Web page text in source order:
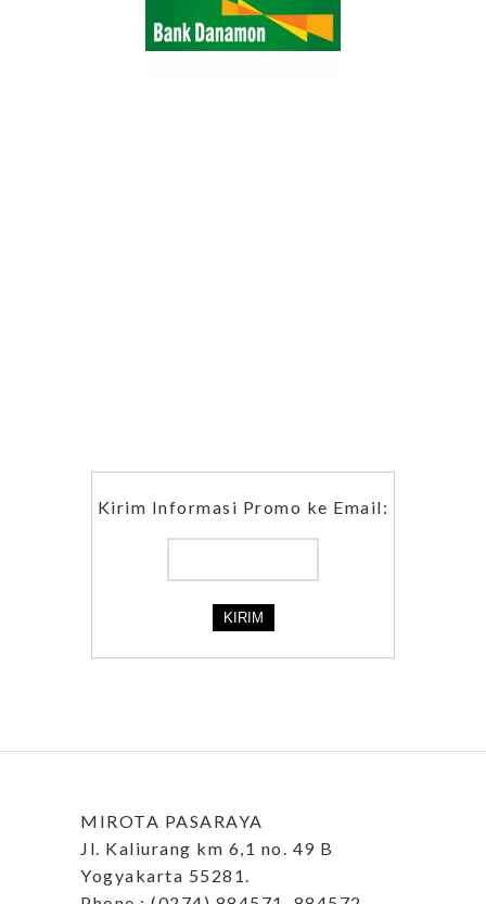
Kirim Informasi Promo ke Email:
MIROTA PASARAYA
Jl. Kaliurang km 6,1 no. 49 B
Yogyakarta 55281.